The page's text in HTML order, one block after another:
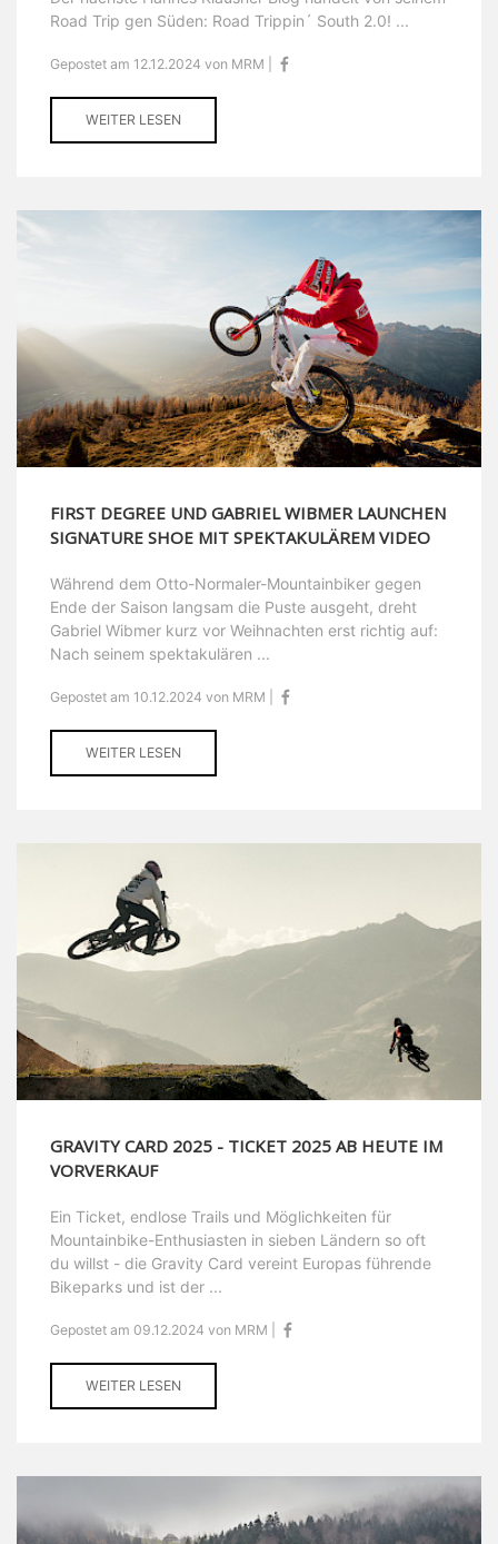
Road Trip gen Süden: Road Trippin´ South 2.0! ...
Gepostet am 12.12.2024 von MRM |
WEITER LESEN
FIRST DEGREE UND GABRIEL WIBMER LAUNCHEN
SIGNATURE SHOE MIT SPEKTAKULÄREM VIDEO
Während dem Otto-Normaler-Mountainbiker gegen
Ende der Saison langsam die Puste ausgeht, dreht
Gabriel Wibmer kurz vor Weihnachten erst richtig auf:
Nach seinem spektakulären ...
Gepostet am 10.12.2024 von MRM |
WEITER LESEN
GRAVITY CARD 2025 - TICKET 2025 AB HEUTE IM
VORVERKAUF
Ein Ticket, endlose Trails und Möglichkeiten für
Mountainbike-Enthusiasten in sieben Ländern so oft
du willst - die Gravity Card vereint Europas führende
Bikeparks und ist der ...
Gepostet am 09.12.2024 von MRM |
WEITER LESEN